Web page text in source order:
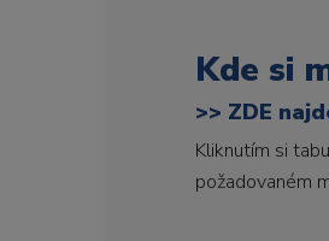
Kde si
>> ZDE
Kliknutím si
požadovaném